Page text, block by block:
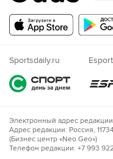
Sportsdaily.ru
Электронный адрес
Адрес редакции: Россия,
(Бизнес центр «Neo Geo»)
Телефон редакции: +7 993